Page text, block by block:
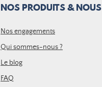
NOS PRODUITS & NOUS
Nos engagements
Qui sommes-nous ?
Le blog
FAQ